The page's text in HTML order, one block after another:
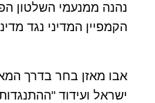
נהנה ממנעמי השלטון
הקמפיין המדיני נגד
אבו מאזן בחר בדרך
ישראל ועידוד